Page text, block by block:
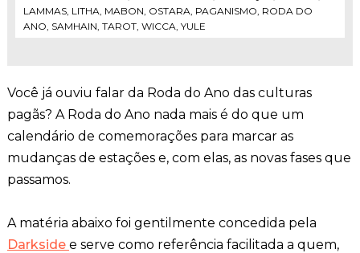
LAMMAS, LITHA, MABON, OSTARA, PAGANISMO, RODA DO
ANO, SAMHAIN, TAROT, WICCA, YULE
Você já ouviu falar da Roda do Ano das culturas
pagãs? A Roda do Ano nada mais é do que um
calendário de comemorações para marcar as
mudanças de estações e, com elas, as novas fases que
passamos.
A matéria abaixo foi gentilmente concedida pela
Darkside e serve como referência facilitada a quem,